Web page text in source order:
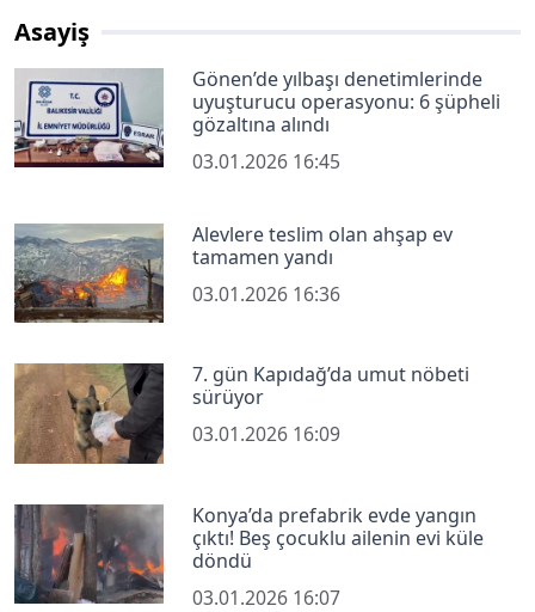
Asayiş
Gönen’de yılbaşı denetimlerinde
uyuşturucu operasyonu: 6 şüpheli
gözaltına alındı
03.01.2026 16:45
Alevlere teslim olan ahşap ev
tamamen yandı
03.01.2026 16:36
7. gün Kapıdağ’da umut nöbeti
sürüyor
03.01.2026 16:09
Konya’da prefabrik evde yangın
çıktı! Beş çocuklu ailenin evi küle
döndü
03.01.2026 16:07